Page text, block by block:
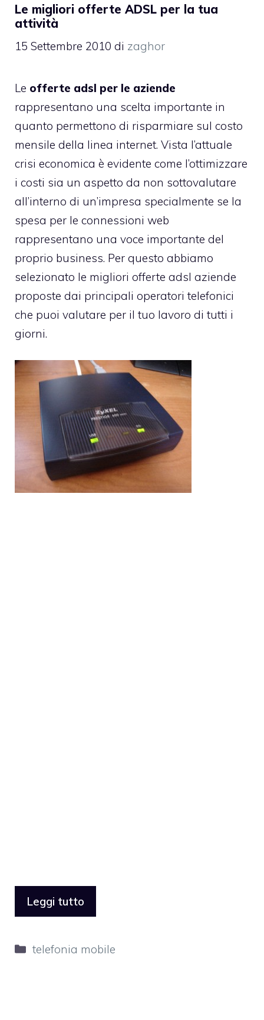
Le migliori offerte ADSL per la tua
attività
15 Settembre 2010 di zaghor
Le offerte adsl per le aziende
rappresentano una scelta importante in
quanto permettono di risparmiare sul costo
mensile della linea internet. Vista l’attuale
crisi economica è evidente come l’ottimizzare
i costi sia un aspetto da non sottovalutare
all’interno di un’impresa specialmente se la
spesa per le connessioni web
rappresentano una voce importante del
proprio business. Per questo abbiamo
selezionato le migliori offerte adsl aziende
proposte dai principali operatori telefonici
che puoi valutare per il tuo lavoro di tutti i
giorni.
Leggi tutto
Categorie
telefonia mobile